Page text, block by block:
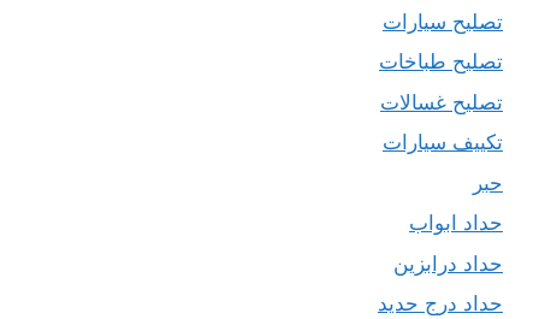
تصليح سيارات
تصليح طباخات
تصليح غسالات
تكييف سيارات
حبر
حداد ابواب
حداد درابزين
حداد درج حديد